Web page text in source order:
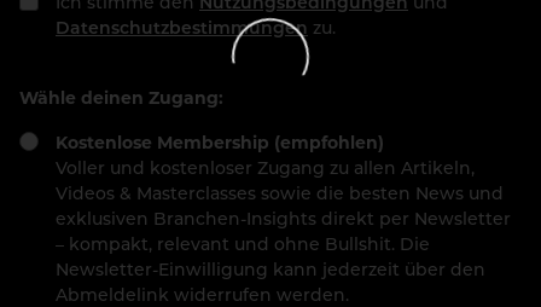
Datenschutzbestimmungen zu.
Wähle deinen Zugang:
Kostenlose Membership (empfohlen)
Voller und kostenloser Zugang zu allen Artikeln,
Videos & Masterclasses sowie die besten News und
exklusiven Branchen-Insights direkt per Newsletter
– kompakt, relevant und ohne Bullshit. Die
Newsletter-Einwilligung kann jederzeit über den
Abmeldelink widerrufen werden.